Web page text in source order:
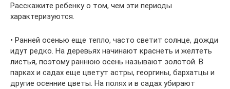
Расскажите ребенку о том, чем эти периоды
характеризуются.
• Ранней осенью еще тепло, часто светит солнце, дожди
идут редко. На деревьях начинают краснеть и желтеть
листья, поэтому раннюю осень называют золотой. В
парках и садах еще цветут астры, георгины, бархатцы и
другие осенние цветы. На полях и в садах убирают